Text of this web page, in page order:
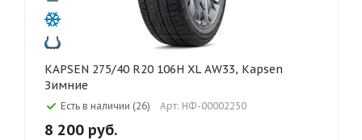
KAPSEN 275/40 R20 106H XL AW33, Kapsen
Зимние
Есть в наличии (26) Арт: НФ-00002250
8 200 руб.